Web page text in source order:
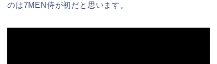
のは7MEN侍が初だと思います。